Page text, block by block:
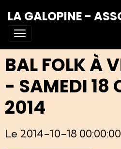
LA GALOPINE -
BAL FOLK À
- SAMEDI 18
2014
Le 2014-10-18 00:00:00